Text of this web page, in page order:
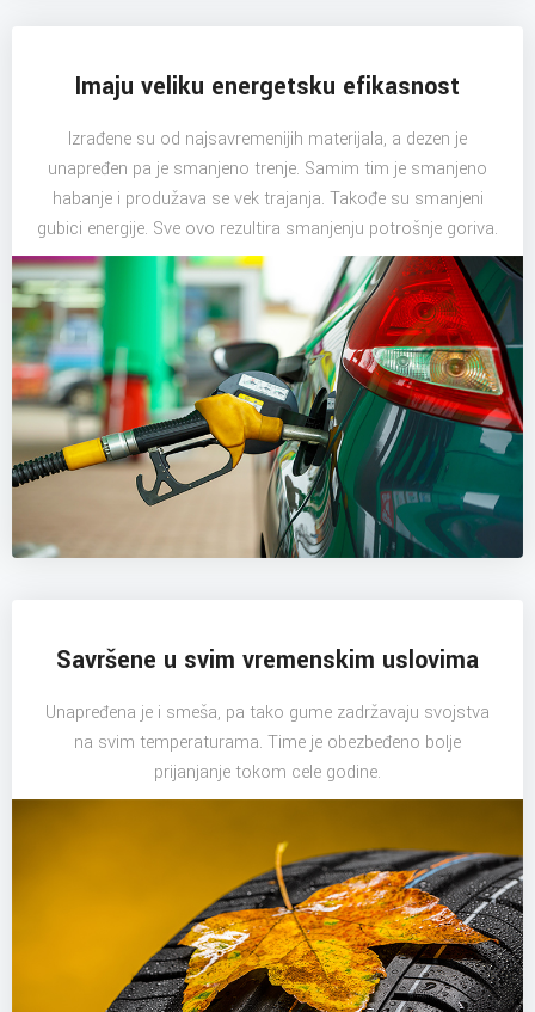
Imaju veliku energetsku efikasnost
Izrađene su od najsavremenijih materijala, a dezen je
unapređen pa je smanjeno trenje. Samim tim je smanjeno
habanje i produžava se vek trajanja. Takođe su smanjeni
gubici energije. Sve ovo rezultira smanjenju potrošnje goriva.
Savršene u svim vremenskim uslovima
Unapređena je i smeša, pa tako gume zadržavaju svojstva
na svim temperaturama. Time je obezbeđeno bolje
prijanjanje tokom cele godine.